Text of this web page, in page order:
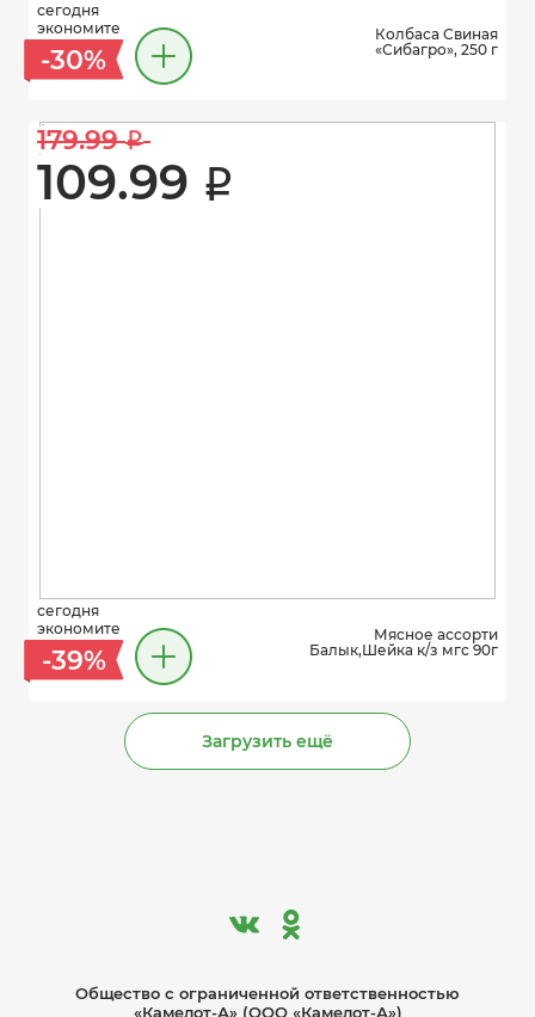
сегодня
экономите
-30%
Колбаса Свиная
«Сибагро», 250 г
179.99 i
109.99 i
сегодня
экономите
-39%
Мясное ассорти
Балык,Шейка к/з мгс 90г
Загрузить ещё
Общество с ограниче­нной ответственностью
«Камелот-А» (ООО «Камелот-А»)